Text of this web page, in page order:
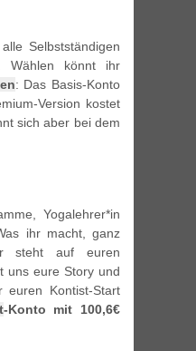
Selbstständigen
Wählen könnt ihr
: Das Basis-Konto
Version kostet
sich aber bei dem
Yogalehrer*in
ihr macht, ganz
steht auf euren
uns eure Story und
euren Kontist-Start
-Konto mit 100,6€